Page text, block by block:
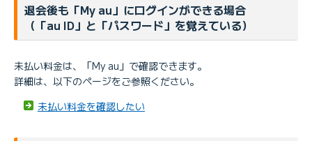
退会後も「My au」にログインができる場合
（「au ID」と「パスワード」を覚えている）
未払い料金は、「My au」で確認できます。
詳細は、以下のページをご参照ください。
未払い料金を確認したい